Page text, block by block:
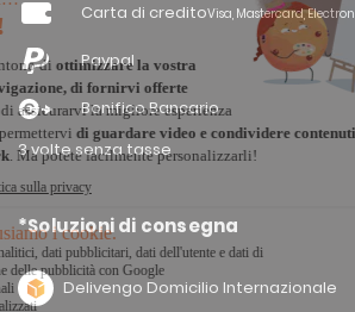
Carta di creditoVisa, Mastercard, Electron
Paypal
Bonifico Bancario
3 volte senza tasse
*Soluzioni di consegna
Delivengo Domicilio Internazionale